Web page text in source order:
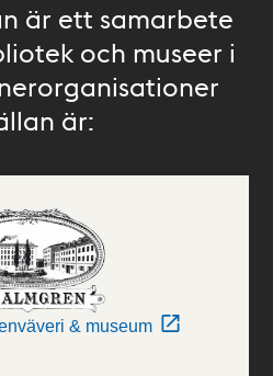
är ett samarbete
och museer i
är:
& museum